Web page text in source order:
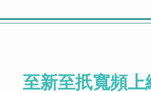
至新至扺寬頻